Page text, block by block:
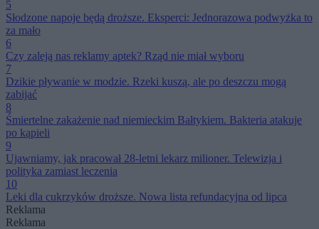
5
Słodzone napoje będą droższe. Eksperci: Jednorazowa podwyżka to
za mało
6
Czy zaleją nas reklamy aptek? Rząd nie miał wyboru
7
Dzikie pływanie w modzie. Rzeki kuszą, ale po deszczu mogą
zabijać
8
Śmiertelne zakażenie nad niemieckim Bałtykiem. Bakteria atakuje
po kąpieli
9
Ujawniamy, jak pracował 28-letni lekarz milioner. Telewizja i
polityka zamiast leczenia
10
Leki dla cukrzyków droższe. Nowa lista refundacyjna od lipca
Reklama
Reklama